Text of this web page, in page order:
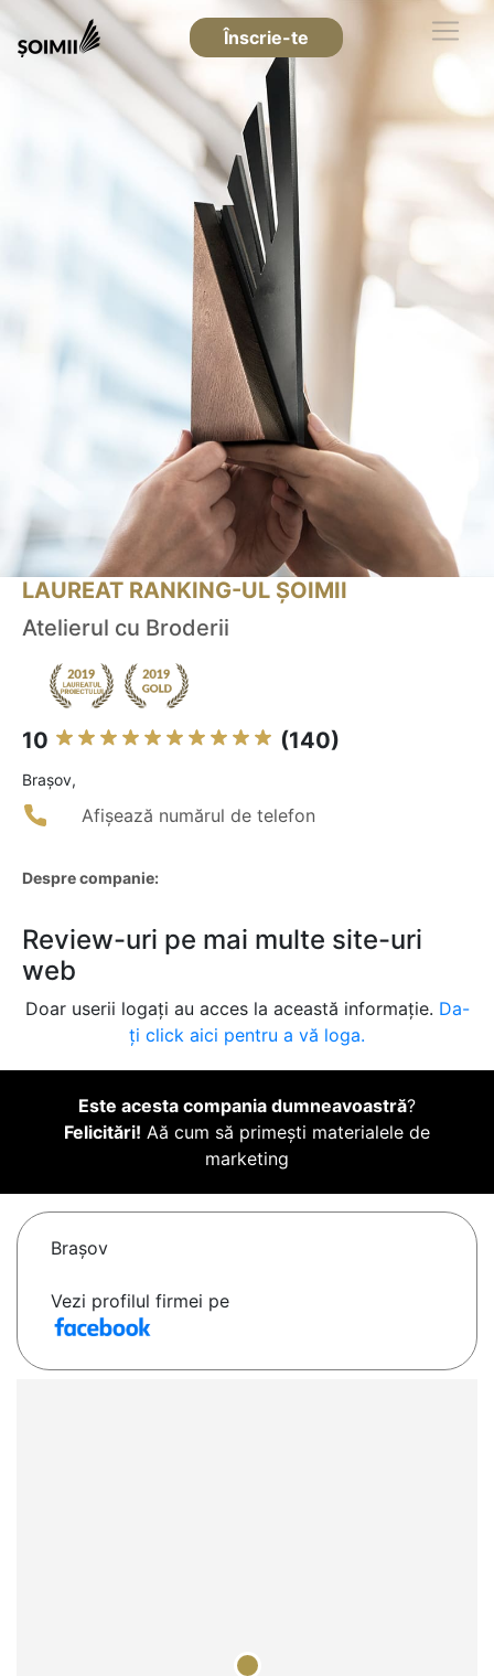
Înscrie-te
LAUREAT RANKING-UL ȘOIMII
Atelierul cu Broderii
10 (140)
Braşov,
Afișează numărul de telefon
Despre companie:
Review-uri pe mai multe site-uri
web
Doar userii logați au acces la această informație. Da-
ți click aici pentru a vă loga.
Este acesta compania dumneavoastră?
Felicitări! Aă cum să primești materialele de
marketing
Braşov
Vezi profilul firmei pe